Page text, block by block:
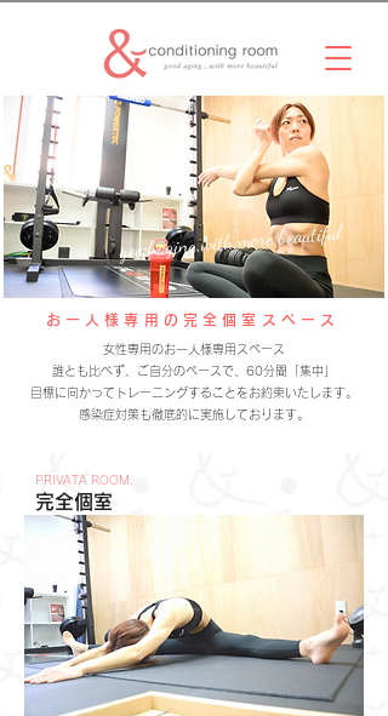
good aging,with more beautiful
お一人様専用の完全個室スペース
​女性専用のお一人様専用スペース
誰とも比べず、ご自分のペースで、60分間「集中」
目標に向かってトレーニングすることをお約束いたします。
​感染症対策も徹底的に実施しております。
PRIVATA ROOM.
完全個室